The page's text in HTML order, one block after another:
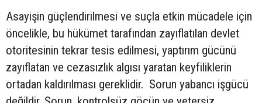
Asayişin güçlendirilmesi ve suçla etkin mücadele için
öncelikle, bu hükümet tarafından zayıflatılan devlet
otoritesinin tekrar tesis edilmesi, yaptırım gücünü
zayıflatan ve cezasızlık algısı yaratan keyfiliklerin
ortadan kaldırılması gereklidir. Sorun yabancı işgücü